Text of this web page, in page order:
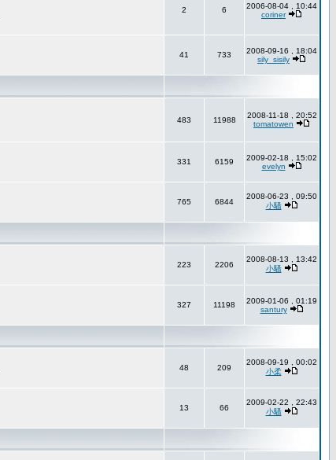
2 6
2006-08-04 , 10:44
coriner
41 733
2008-09-16 , 18:04
sily_sisily
483 11988
2008-11-18 , 20:52
tomatowen
331 6159
2009-02-18 , 15:02
evelyn
765 6844
2008-06-23 , 09:50
小騷
223 2206
2008-08-13 , 13:42
小騷
327 11198
2009-01-06 , 01:19
santury
48 209
2008-09-19 , 00:02
小柔
13 66
2009-02-22 , 22:43
小騷